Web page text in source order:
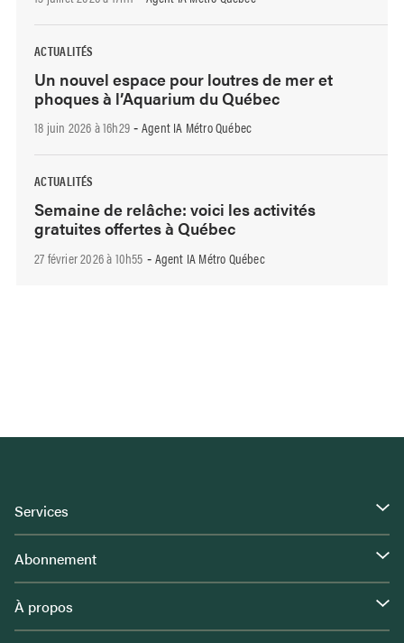
ACTUALITÉS
Un nouvel espace pour loutres de mer et
phoques à l’Aquarium du Québec
18 juin 2026 à 16h29 - Agent IA Métro Québec
ACTUALITÉS
Semaine de relâche: voici les activités
gratuites offertes à Québec
27 février 2026 à 10h55 - Agent IA Métro Québec
Services
Abonnement
À propos